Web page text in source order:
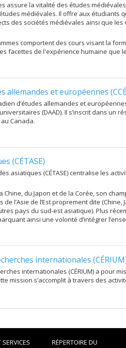
assure la vitalité des études
médiévales. Il offre aux étudiants
des sociétés médiévales ainsi que
comportent des cours visant la
facettes de l'expérience humaine que
allemandes et européennes
d’études allemandes et
(DAAD). Il s’inscrit dans
Canada.
(CÉTASE)
asiatiques (CÉTASE) centralise les
Chine, du Japon et de la Corée, son
l’Asie de l’Est proprement dite (Chine,
pays du sud-est asiatique). Plus
ainsi une volonté d’intégrer
internationales
internationales (CÉRIUM) a pour
mission s’accomplit à travers des
RÉPERTOIRE DU